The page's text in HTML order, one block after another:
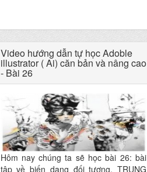
Video hướng dẫn tự học Adoble
illustrator ( Ai) căn bản và nâng cao
- Bài 26
Hôm nay chúng ta sẽ học bài 26: bài
tập về biến dạng đối tượng. TRUNG